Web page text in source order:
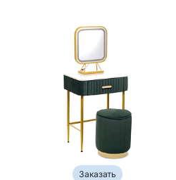
Заказать